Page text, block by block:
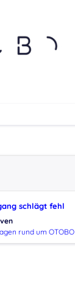
schlägt fehl
rund um OTOBO